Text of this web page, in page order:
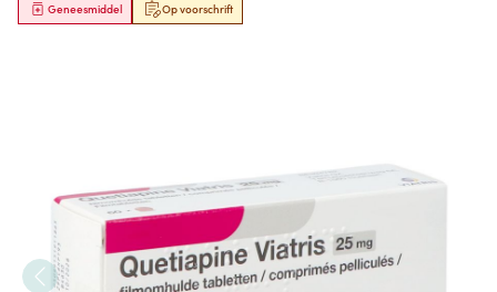
Op voorschrift
Geneesmiddel